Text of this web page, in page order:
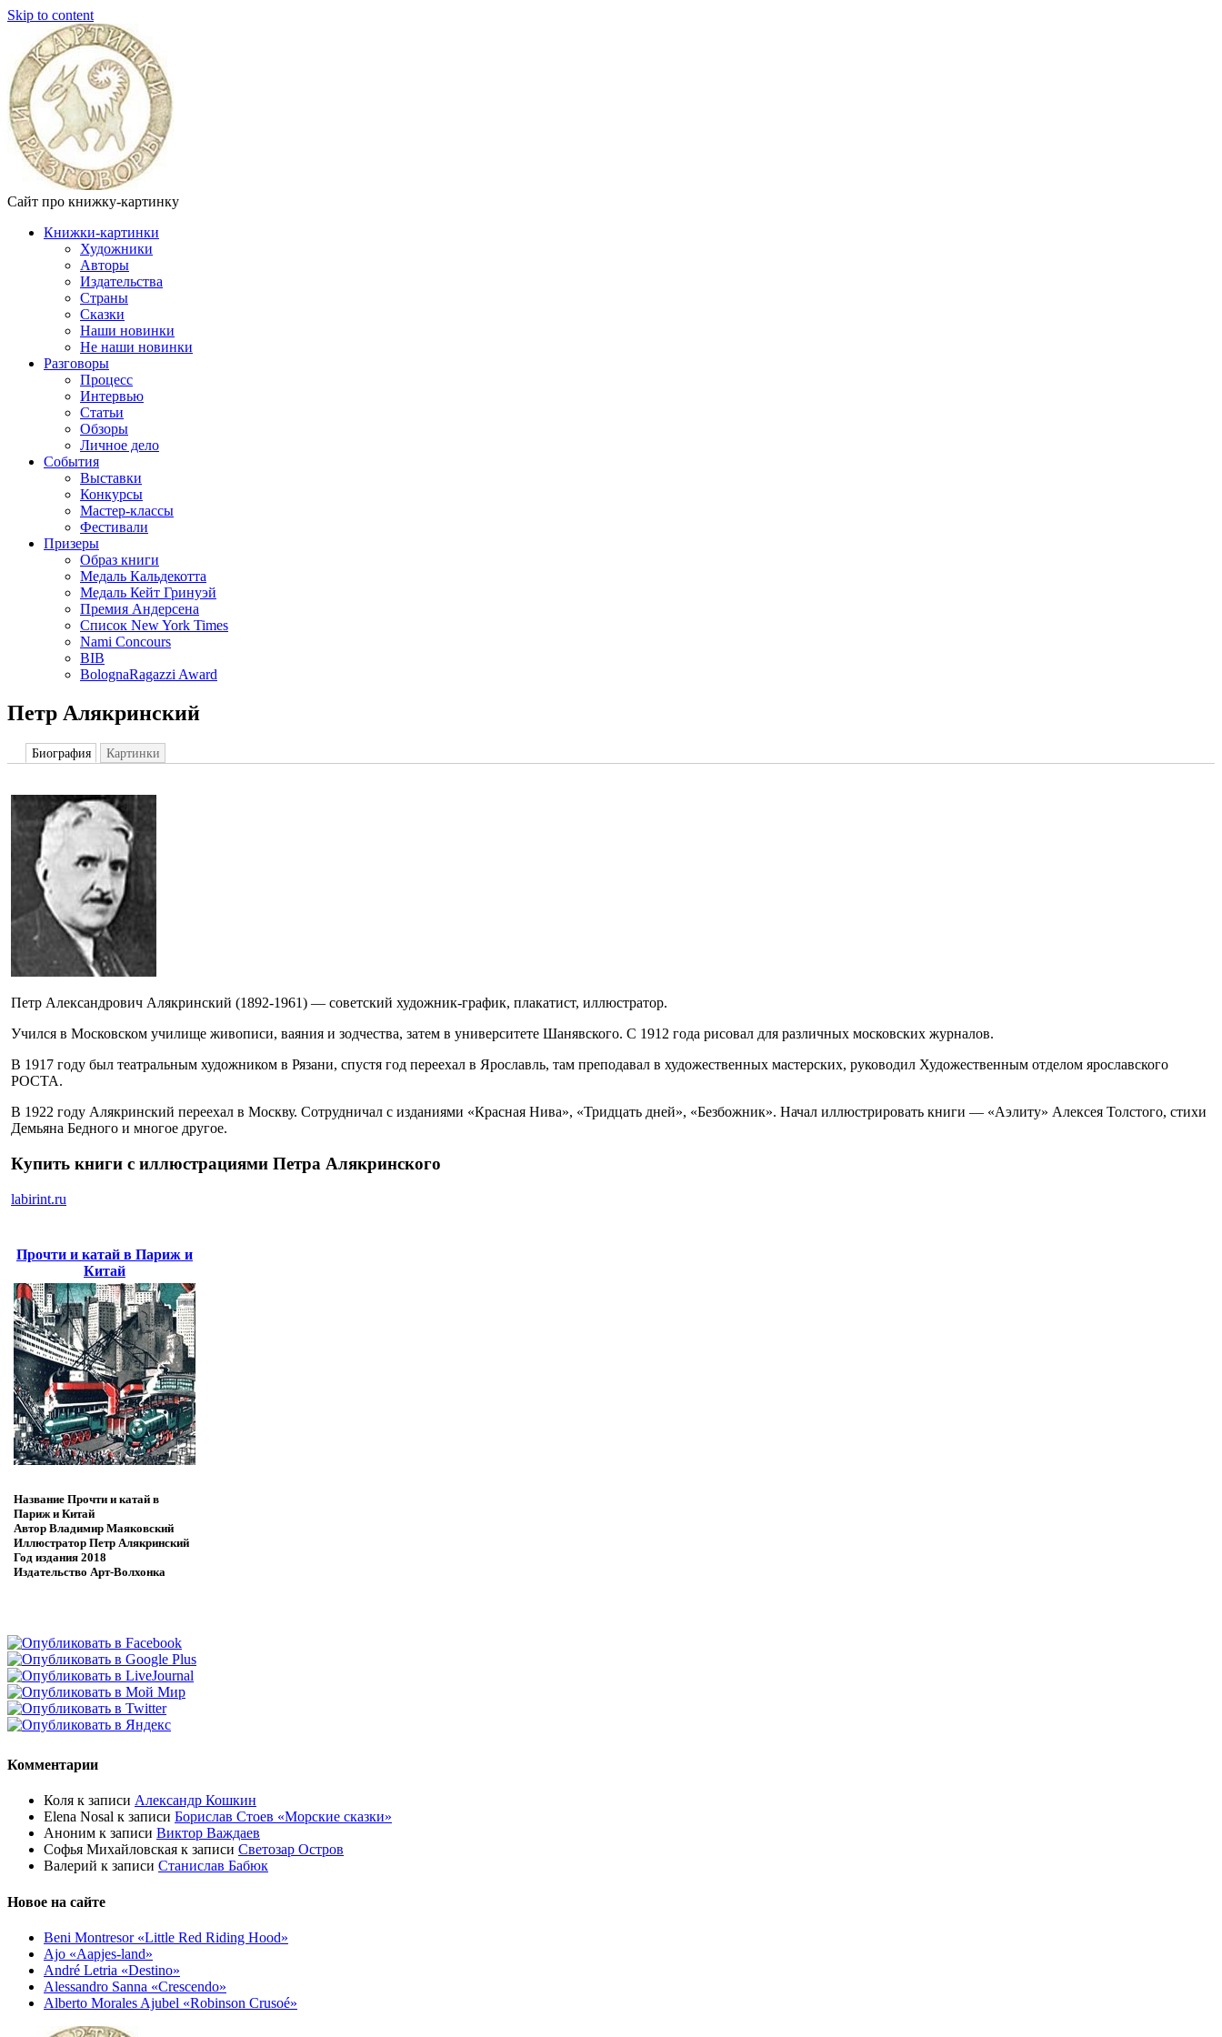
Skip to content
Сайт про книжку-картинку
Книжки-картинки
Художники
Авторы
Издательства
Страны
Сказки
Наши новинки
Не наши новинки
Разговоры
Процесс
Интервью
Статьи
Обзоры
Личное дело
События
Выставки
Конкурсы
Мастер-классы
Фестивали
Призеры
Образ книги
Медаль Кальдекотта
Медаль Кейт Гринуэй
Премия Андерсена
Список New York Times
Nami Concours
BIB
BolognaRagazzi Award
Петр Алякринский
Биография Картинки
Петр Александрович Алякринский (1892-1961) — советский художник-график, плакатист, иллюстратор.
Учился в Московском училище живописи, ваяния и зодчества, затем в университете Шанявского. С 1912 года рисовал для различных московских журналов.
В 1917 году был театральным художником в Рязани, спустя год переехал в Ярославль, там преподавал в художественных мастерских, руководил Художественным отделом ярославского
РОСТА.
В 1922 году Алякринский переехал в Москву. Сотрудничал с изданиями «Красная Нива», «Тридцать дней», «Безбожник». Начал иллюстрировать книги — «Аэлиту» Алексея Толстого, стихи
Демьяна Бедного и многое другое.
Купить книги с иллюстрациями Петра Алякринского
labirint.ru
Прочти и катай в Париж и
Китай
Название Прочти и катай в
Париж и Китай
Автор Владимир Маяковский
Иллюстратор Петр Алякринский
Год издания 2018
Издательство Арт-Волхонка
Комментарии
Коля к записи Александр Кошкин
Elena Nosal к записи Борислав Стоев «Морские сказки»
Аноним к записи Виктор Важдаев
Софья Михайловская к записи Светозар Остров
Валерий к записи Станислав Бабюк
Новое на сайте
Beni Montresor «Little Red Riding Hood»
Ajo «Aapjes-land»
André Letria «Destino»
Alessandro Sanna «Crescendo»
Alberto Morales Ajubel «Robinson Crusoé»